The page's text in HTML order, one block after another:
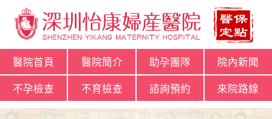
醫院首頁 醫院簡介 助孕團隊 院內新聞
不孕檢查 不育檢查 諮詢預約 來院路線